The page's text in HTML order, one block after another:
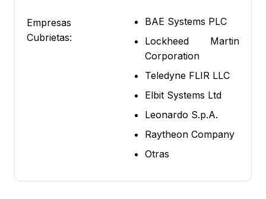
Empresas
Cubrietas:
BAE Systems PLC
Lockheed Martin
Corporation
Teledyne FLIR LLC
Elbit Systems Ltd
Leonardo S.p.A.
Raytheon Company
Otras